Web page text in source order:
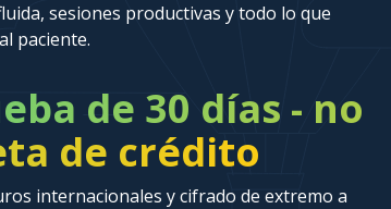
sesiones productivas y todo lo que
paciente.
de 30 días - no
de crédito
internacionales y cifrado de extremo a